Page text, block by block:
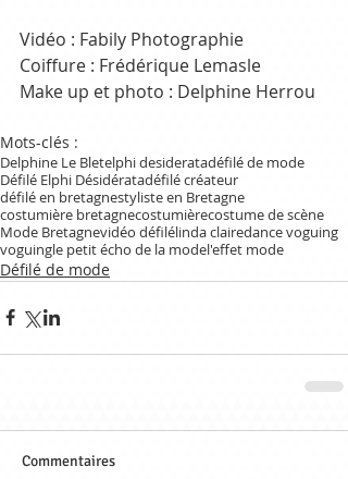
Vidéo : Fabily Photographie
Coiffure : Frédérique Lemasle
Make up et photo : Delphine Herrou
Mots-clés :
Delphine Le Bletelphi desideratadéfilé de mode
Défilé Elphi Désidératadéfilé créateur
défilé en bretagnestyliste en Bretagne
costumière bretagnecostumièrecostume de scène
Mode Bretagnevidéo défilélinda clairedance voguing
voguingle petit écho de la model'effet mode
Défilé de mode
Commentaires